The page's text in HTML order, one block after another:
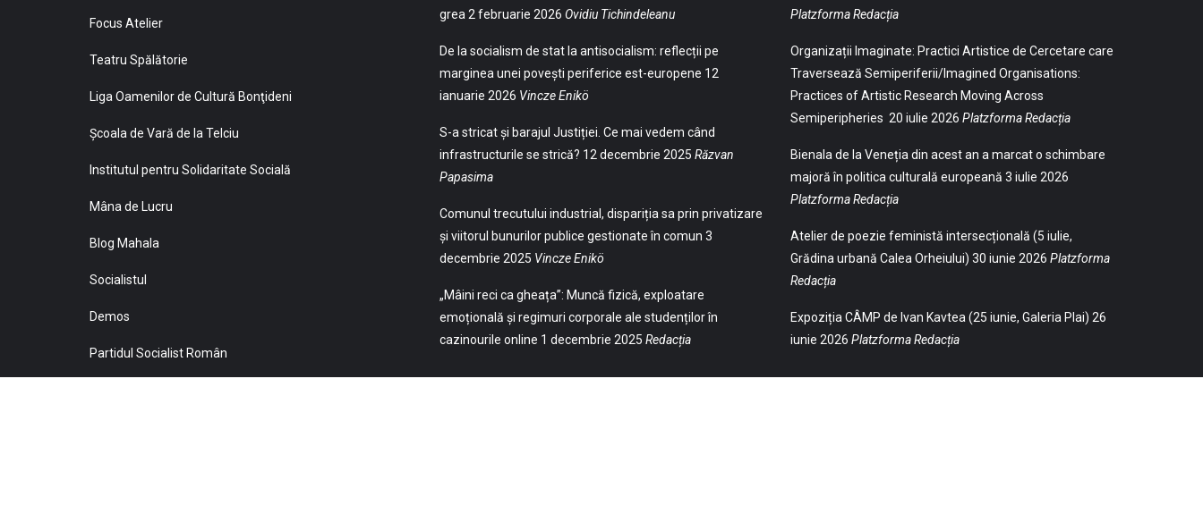
Focus Atelier
Teatru Spălătorie
Liga Oamenilor de Cultură Bonţideni
Şcoala de Vară de la Telciu
Institutul pentru Solidaritate Socială
Mâna de Lucru
Blog Mahala
Socialistul
Demos
Partidul Socialist Român
grea 2 februarie 2026 Ovidiu Tichindeleanu
De la socialism de stat la antisocialism: reflecții pe
marginea unei povești periferice est-europene 12
ianuarie 2026 Vincze Enikö
S-a stricat și barajul Justiției. Ce mai vedem când
infrastructurile se strică? 12 decembrie 2025 Răzvan
Papasima
Comunul trecutului industrial, dispariția sa prin privatizare
și viitorul bunurilor publice gestionate în comun 3
decembrie 2025 Vincze Enikö
„Mâini reci ca gheața”: Muncă fizică, exploatare
emoțională și regimuri corporale ale studenților în
cazinourile online 1 decembrie 2025 Redacția
Platzforma Redacția
Organizații Imaginate: Practici Artistice de Cercetare care
Traversează Semiperiferii/Imagined Organisations:
Practices of Artistic Research Moving Across
Semiperipheries 20 iulie 2026 Platzforma Redacția
Bienala de la Veneția din acest an a marcat o schimbare
majoră în politica culturală europeană 3 iulie 2026
Platzforma Redacția
Atelier de poezie feministă intersecțională (5 iulie,
Grădina urbană Calea Orheiului) 30 iunie 2026 Platzforma
Redacția
Expoziția CÂMP de Ivan Kavtea (25 iunie, Galeria Plai) 26
iunie 2026 Platzforma Redacția